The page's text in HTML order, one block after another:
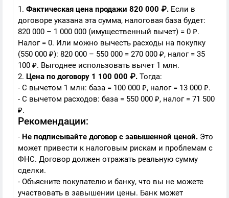
1. Фактическая цена продажи 820 000 ₽. Если в
договоре указана эта сумма, налоговая база будет:
820 000 – 1 000 000 (имущественный вычет) = 0 ₽.
Налог = 0. Или можно вычесть расходы на покупку
(550 000 ₽): 820 000 – 550 000 = 270 000 ₽, налог = 35
100 ₽. Выгоднее использовать вычет 1 млн.
2. Цена по договору 1 100 000 ₽. Тогда:
- С вычетом 1 млн: база = 100 000 ₽, налог = 13 000 ₽.
- С вычетом расходов: база = 550 000 ₽, налог = 71 500
₽.
Рекомендации:
- Не подписывайте договор с завышенной ценой. Это
может привести к налоговым рискам и проблемам с
ФНС. Договор должен отражать реальную сумму
сделки.
- Объясните покупателю и банку, что вы не можете
участвовать в завышении цены. Банк может